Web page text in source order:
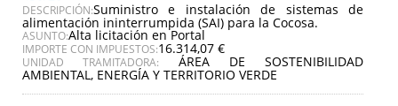
DESCRIPCIÓN:Suministro e instalación de sistemas de
alimentación ininterrumpida (SAI) para la Cocosa.
ASUNTO:Alta licitación en Portal
IMPORTE CON IMPUESTOS:16.314,07 €
UNIDAD TRAMITADORA: ÁREA DE SOSTENIBILIDAD
AMBIENTAL, ENERGÍA Y TERRITORIO VERDE